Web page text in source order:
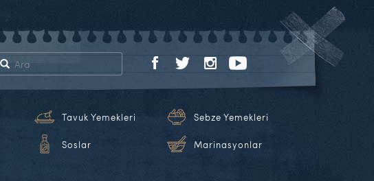
Tavuk Yemekleri Sebze Yemekleri
Soslar Marinasyonlar